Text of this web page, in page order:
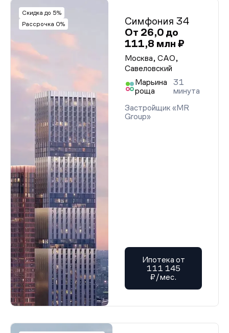
Скидка до 5%
Рассрочка 0%
Симфония 34
От 26,0 до
111,8 млн ₽
Москва, САО,
Савеловский
Марьина
роща
31
минута
Застройщик «MR
Group»
Ипотека от
111 145
₽/мес.